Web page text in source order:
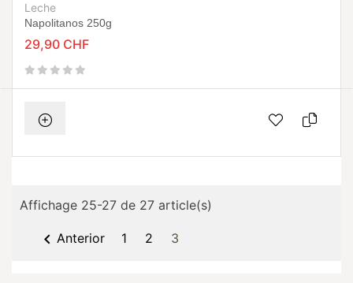
Leche
Napolitanos 250g
29,90 CHF
Affichage 25-27 de 27 article(s)
 Anterior 1 2 3